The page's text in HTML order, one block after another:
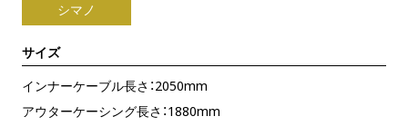
シマノ
サイズ
インナーケーブル長さ：2050mm
アウターケーシング長さ：1880mm